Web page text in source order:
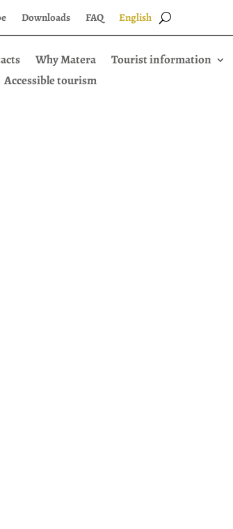
Downloads FAQ English
Why Matera Tourist information
Accessible tourism